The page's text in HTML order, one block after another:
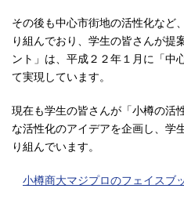
その後も中心市街地の活性化など
り組んでおり、学生の皆さんが提
ント」は、平成２２年１月に「中
て実現しています。
現在も学生の皆さんが「小樽の活
な活性化のアイデアを企画し、学
り組んでいます。
小樽商大マジプロのフェイスブ